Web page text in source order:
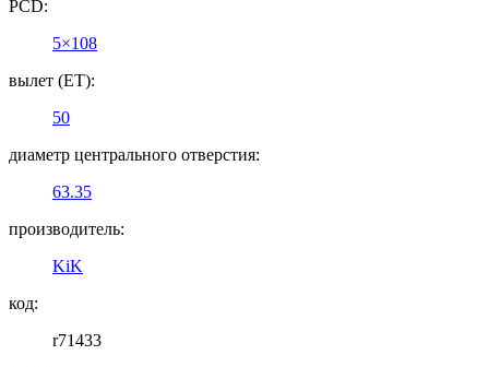
PCD:
5×108
вылет (ET):
50
диаметр центрального отверстия:
63.35
производитель:
KiK
код:
r71433